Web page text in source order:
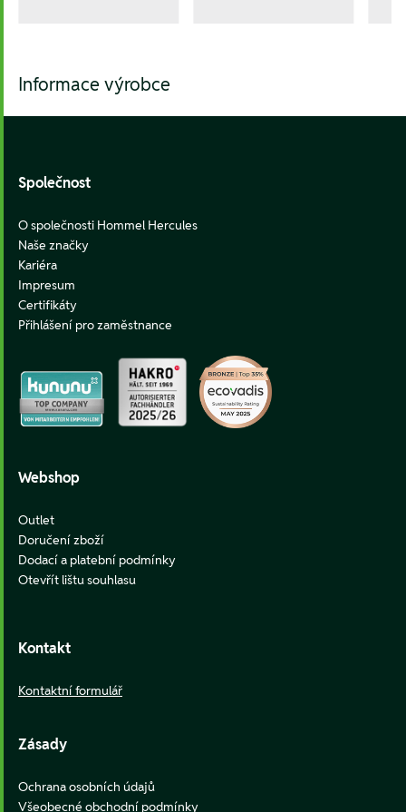
Informace výrobce
Footer
Společnost
O společnosti Hommel Hercules
Naše značky
Kariéra
Impresum
Certifikáty
Přihlášení pro zaměstnance
Webshop
Outlet
Doručení zboží
Dodací a platební podmínky
Otevřít lištu souhlasu
Kontakt
Kontaktní formulář
Zásady
Ochrana osobních údajů
Všeobecné obchodní podmínky